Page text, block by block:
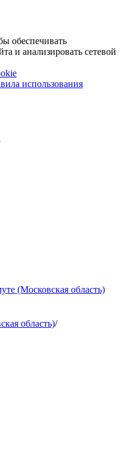
обеспечивать
и анализировать сетевой
использования
(Московская область)
область)/